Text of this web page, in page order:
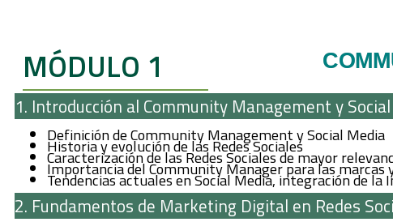
MÓDULO 1
1. Introducción al Community Management y
Definición de Community Management y Social Media
Historia y evolución de las Redes Sociales
Caracterización de las Redes Sociales de mayor
Importancia del Community Manager para las marcas
Tendencias actuales en Social Media, integración de
2. Fundamentos de Marketing Digital en Redes